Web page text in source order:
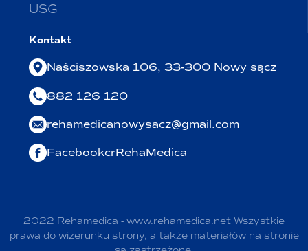
USG
Kontakt
Naściszowska 106, 33-300 Nowy sącz
882 126 120
rehamedicanowysacz@gmail.com
FacebookcrRehaMedica
2022 Rehamedica - www.rehamedica.net Wszystkie
prawa do wizerunku strony, a także materiałów na stronie